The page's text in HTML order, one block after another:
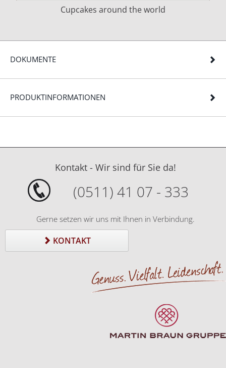
Cupcakes around the world
DOKUMENTE
PRODUKTINFORMATIONEN
Kontakt - Wir sind für Sie da!
(0511) 41 07 - 333
Gerne setzen wir uns mit Ihnen in Verbindung.
KONTAKT